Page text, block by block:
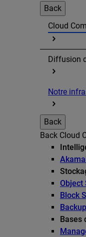
Back
Cloud
Diffusion
Notre
Back
Back Cloud
Object
Block
Bases